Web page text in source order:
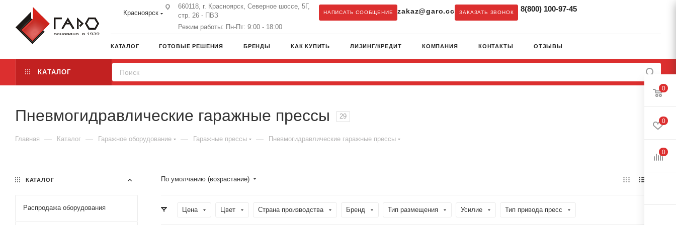
Красноярск
660118, г. Красноярск, Северное шоссе, 5Г,
стр. 26 - ПВЗ
Режим работы: Пн-Пт: 9:00 - 18:00
НАПИСАТЬ СООБЩЕНИЕ zakaz@garo.cc ЗАКАЗАТЬ ЗВОНОК 8(800) 100-97-45
КАТАЛОГ ГОТОВЫЕ РЕШЕНИЯ БРЕНДЫ КАК КУПИТЬ ЛИЗИНГ/КРЕДИТ КОМПАНИЯ КОНТАКТЫ ОТЗЫВЫ
КАТАЛОГ
Пневмогидравлические гаражные прессы 29
Главная — Каталог — Гаражное оборудование — Гаражные прессы — Пневмогидравлические гаражные прессы
По умолчанию (возрастание)
Цена Цвет Страна производства Бренд Тип размещения Усилие Тип привода пресс
КАТАЛОГ
Распродажа оборудования
0
0
0